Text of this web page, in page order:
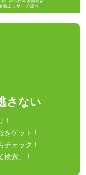
さない
！
をゲット！
チェック！
検索」！